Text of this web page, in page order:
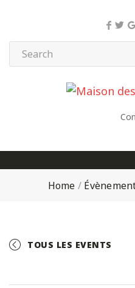
Home /
TOUS LES EVENTS